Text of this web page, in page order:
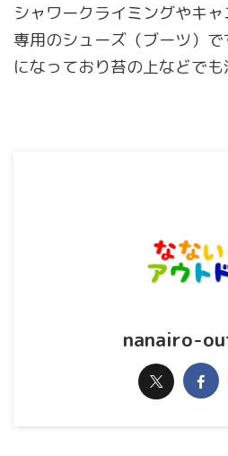
シャワークライミングやキ
専用のシューズ（ブーツ）
になっており苔の上などでも
nanairo-